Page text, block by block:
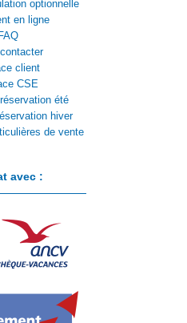
optionnelle
en ligne
FAQ
client
CSE
été
hiver
de vente
avec :